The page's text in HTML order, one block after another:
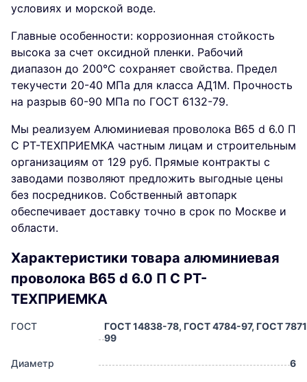
условиях и морской воде.
Главные особенности: коррозионная стойкость
высока за счет оксидной пленки. Рабочий
диапазон до 200°C сохраняет свойства. Предел
текучести 20-40 МПа для класса АД1М. Прочность
на разрыв 60-90 МПа по ГОСТ 6132-79.
Мы реализуем Алюминиевая проволока В65 d 6.0 П
С РТ-ТЕХПРИЕМКА частным лицам и строительным
организациям от 129 руб. Прямые контракты с
заводами позволяют предложить выгодные цены
без посредников. Собственный автопарк
обеспечивает доставку точно в срок по Москве и
области.
Характеристики товара алюминиевая
проволока В65 d 6.0 П С РТ-
ТЕХПРИЕМКА
ГОСТ
ГОСТ 14838-78, ГОСТ 4784-97, ГОСТ
99
Диаметр 6